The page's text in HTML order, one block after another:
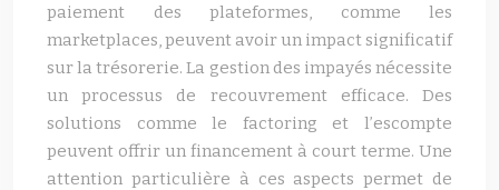
paiement des plateformes, comme les
marketplaces, peuvent avoir un impact significatif
sur la trésorerie. La gestion des impayés nécessite
un processus de recouvrement efficace. Des
solutions comme le factoring et l’escompte
peuvent offrir un financement à court terme. Une
attention particulière à ces aspects permet de